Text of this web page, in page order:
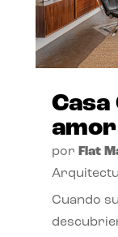
amor
por Flat
Cuando